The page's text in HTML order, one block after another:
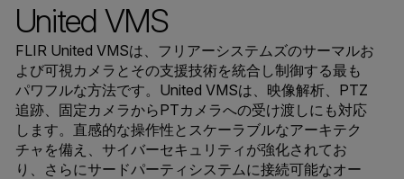
United VMS
FLIR United VMSは、フリアーシステムズのサーマルお
よび可視カメラとその支援技術を統合し制御する最も
パワフルな方法です。United VMSは、映像解析、PTZ
追跡、固定カメラからPTカメラへの受け渡しにも対応
します。直感的な操作性とスケーラブルなアーキテク
チャを備え、サイバーセキュリティが強化されてお
り、さらにサードパーティシステムに接続可能なオー